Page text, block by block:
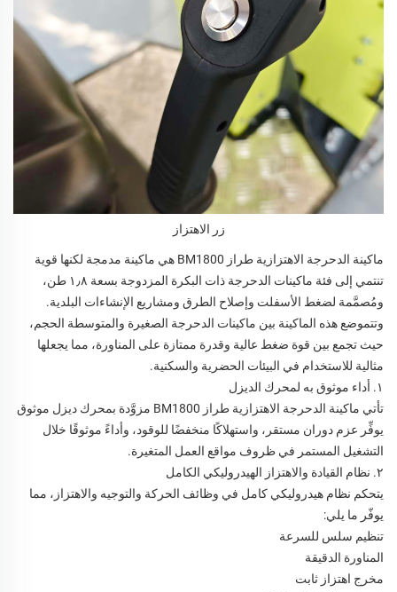
زر الاهتزاز
ماكينة الدحرجة الاهتزازية طراز BM1800 هي ماكينة مدمجة لكنها قوية
تنتمي إلى فئة ماكينات الدحرجة ذات البكرة المزدوجة بسعة ١٫٨ طن،
ومُصمَّمة لضغط الأسفلت وإصلاح الطرق ومشاريع الإنشاءات البلدية.
وتتموضع هذه الماكينة بين ماكينات الدحرجة الصغيرة والمتوسطة الحجم،
حيث تجمع بين قوة ضغط عالية وقدرة ممتازة على المناورة، مما يجعلها
مثالية للاستخدام في البيئات الحضرية والسكنية.
١. أداء موثوق به لمحرك الديزل
تأتي ماكينة الدحرجة الاهتزازية طراز BM1800 مزوَّدة بمحرك ديزل موثوق
يوفِّر عزم دوران مستقر، واستهلاكًا منخفضًا للوقود، وأداءً موثوقًا خلال
التشغيل المستمر في ظروف مواقع العمل المتغيرة.
٢. نظام القيادة والاهتزاز الهيدروليكي الكامل
يتحكم نظام هيدروليكي كامل في وظائف الحركة والتوجيه والاهتزاز، مما
يوفّر ما يلي:
تنظيم سلس للسرعة
المناورة الدقيقة
مخرج اهتزاز ثابت